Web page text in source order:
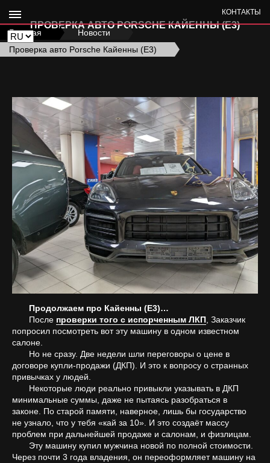
КОНТАКТЫ
ПРОВЕРКА АВТО PORSCHE КАЙЕННЫ (Е3)
Главная › Новости
Проверка авто Porsche Кайенны (Е3)
Продолжаем про Кайенны (Е3)…
После проверки того с испорченным ЛКП , Заказчик
попросил посмотреть вот эту машину в одном известном
салоне.
Но не сразу. Две недели шли переговоры о цене в
договоре купли-продажи (ДКП). И это к вопросу о странных
привычках у людей.
Некоторые люди реально привыкли указывать в ДКП
минимальные суммы, даже не пытаясь разобраться в
законе. По старой памяти, наверное, лишь бы государство
не узнало, что у тебя «кай за 10». И это создаёт массу
проблем при дальнейшей продаже и салонам, и физлицам.
Эту машину купил мужчина новой по полной стоимости.
Через почти 3 года владения, он переоформляет машину на